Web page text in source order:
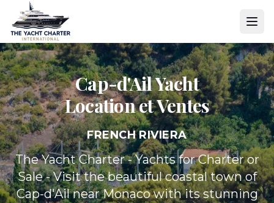
Cap-d'Ail Yacht
Location et Ventes
FRENCH RIVIERA
The Yacht Charter - Yachts for Charter or
Sale - Visit the beautiful coastal town of
Cap-d'Ail near Monaco with its stunning